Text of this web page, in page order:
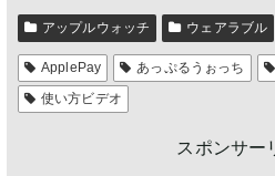
アップルウォッチ ウェアラブル
ApplePay あっぷるうぉっち
使い方ビデオ
スポンサー